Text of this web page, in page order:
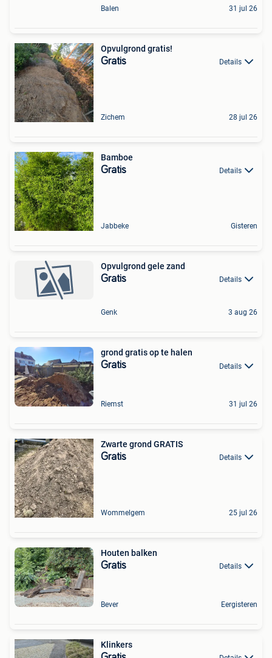
Balen 31 jul 26
Opvulgrond gratis!
Gratis Details
Zichem 28 jul 26
Bamboe
Gratis Details
Jabbeke Gisteren
Opvulgrond gele zand
Gratis Details
Genk 3 aug 26
grond gratis op te halen
Gratis Details
Riemst 31 jul 26
Zwarte grond GRATIS
Gratis Details
Wommelgem 25 jul 26
Houten balken
Gratis Details
Bever Eergisteren
Klinkers